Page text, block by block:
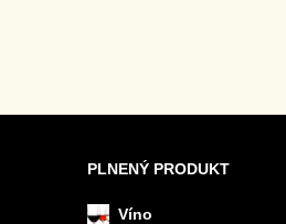
PLNENÝ PRODUKT
Víno